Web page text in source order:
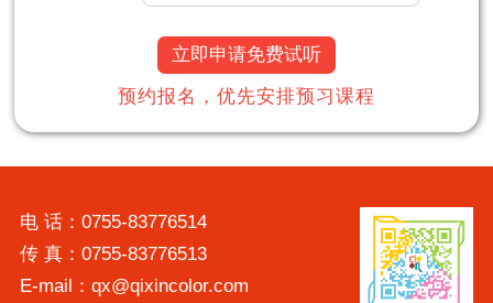
立即申请免费试听
预约报名，优先安排预习课程
电 话：0755-83776514
传 真：0755-83776513
E-mail：qx@qixincolor.com